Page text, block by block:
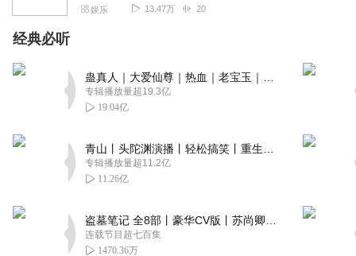
娱乐 13.47万 20
经典必听
专辑播放量超19.3亿
19.04亿
专辑播放量超11.2亿
11.26亿
连载节目超七百集
1470.36万